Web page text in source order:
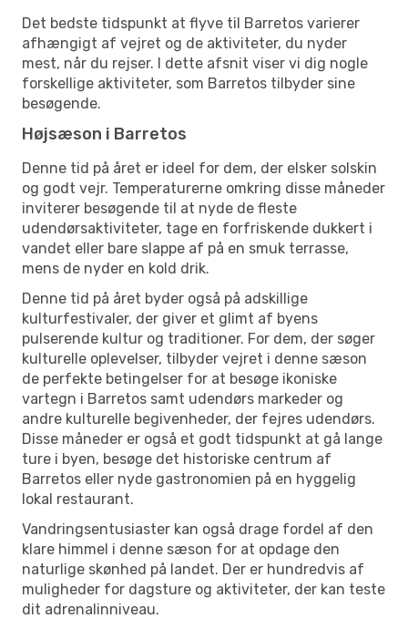
Det bedste tidspunkt at flyve til Barretos varierer
afhængigt af vejret og de aktiviteter, du nyder
mest, når du rejser. I dette afsnit viser vi dig nogle
forskellige aktiviteter, som Barretos tilbyder sine
besøgende.
Højsæson i Barretos
Denne tid på året er ideel for dem, der elsker solskin
og godt vejr. Temperaturerne omkring disse måneder
inviterer besøgende til at nyde de fleste
udendørsaktiviteter, tage en forfriskende dukkert i
vandet eller bare slappe af på en smuk terrasse,
mens de nyder en kold drik.
Denne tid på året byder også på adskillige
kulturfestivaler, der giver et glimt af byens
pulserende kultur og traditioner. For dem, der søger
kulturelle oplevelser, tilbyder vejret i denne sæson
de perfekte betingelser for at besøge ikoniske
vartegn i Barretos samt udendørs markeder og
andre kulturelle begivenheder, der fejres udendørs.
Disse måneder er også et godt tidspunkt at gå lange
ture i byen, besøge det historiske centrum af
Barretos eller nyde gastronomien på en hyggelig
lokal restaurant.
Vandringsentusiaster kan også drage fordel af den
klare himmel i denne sæson for at opdage den
naturlige skønhed på landet. Der er hundredvis af
muligheder for dagsture og aktiviteter, der kan teste
dit adrenalinniveau.